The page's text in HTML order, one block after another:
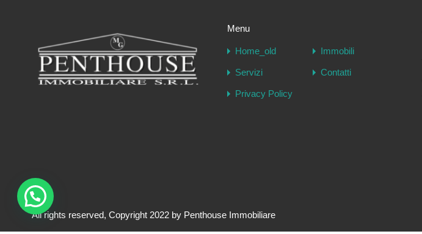
Menu
Home_old Immobili
Servizi Contatti
Privacy Policy
All rights reserved, Copyright 2022 by Penthouse Immobiliare